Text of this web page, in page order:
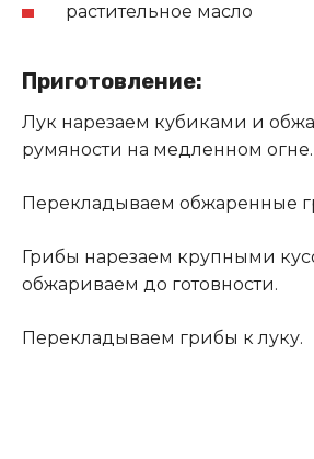
растительное масло
Приготовление:
Лук нарезаем кубиками и
румяности на медленном огне.
Перекладываем обжаренные
Грибы нарезаем крупными
обжариваем до готовности.
Перекладываем грибы к луку.